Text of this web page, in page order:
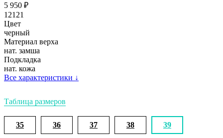
5 950 ₽
12121
Цвет
черный
Материал верха
нат. замша
Подкладка
нат. кожа
Все характеристики ↓
Таблица размеров
35 36 37 38 39